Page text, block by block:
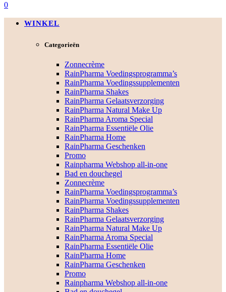
0
WINKEL
Categorieën
Zonnecrème
RainPharma Voedingsprogramma’s
RainPharma Voedingssupplementen
RainPharma Shakes
RainPharma Gelaatsverzorging
RainPharma Natural Make Up
RainPharma Aroma Special
RainPharma Essentiële Olie
RainPharma Home
RainPharma Geschenken
Promo
Rainpharma Webshop all-in-one
Bad en douchegel
Zonnecrème
RainPharma Voedingsprogramma’s
RainPharma Voedingssupplementen
RainPharma Shakes
RainPharma Gelaatsverzorging
RainPharma Natural Make Up
RainPharma Aroma Special
RainPharma Essentiële Olie
RainPharma Home
RainPharma Geschenken
Promo
Rainpharma Webshop all-in-one